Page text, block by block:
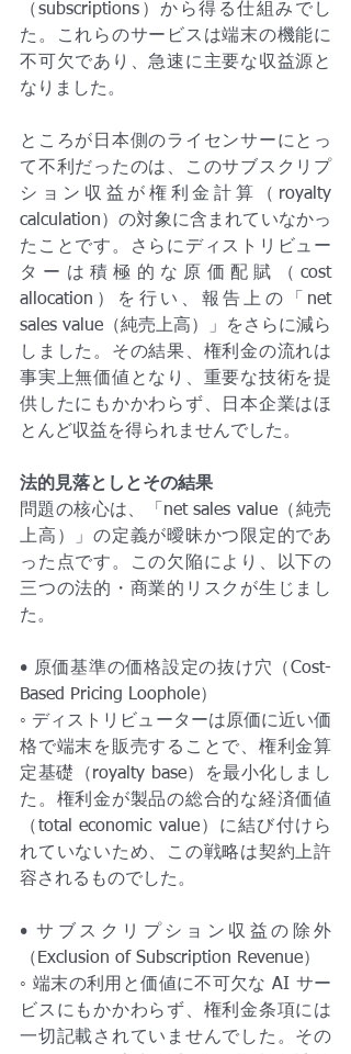
（subscriptions）から得る仕組みでし
た。これらのサービスは端末の機能に
不可欠であり、急速に主要な収益源と
なりました。
ところが日本側のライセンサーにとっ
て不利だったのは、このサブスクリプ
ション収益が権利金計算（royalty
calculation）の対象に含まれていなかっ
たことです。さらにディストリビュー
ターは積極的な原価配賦（cost
allocation）を行い、報告上の「net
sales value（純売上高）」をさらに減ら
しました。その結果、権利金の流れは
事実上無価値となり、重要な技術を提
供したにもかかわらず、日本企業はほ
とんど収益を得られませんでした。
法的見落としとその結果
問題の核心は、「net sales value（純売
上高）」の定義が曖昧かつ限定的であ
った点です。この欠陥により、以下の
三つの法的・商業的リスクが生じまし
た。
• 原価基準の価格設定の抜け穴（Cost-
Based Pricing Loophole）
◦ ディストリビューターは原価に近い価
格で端末を販売することで、権利金算
定基礎（royalty base）を最小化しまし
た。権利金が製品の総合的な経済価値
（total economic value）に結び付けら
れていないため、この戦略は契約上許
容されるものでした。
• サブスクリプション収益の除外
（Exclusion of Subscription Revenue）
◦ 端末の利用と価値に不可欠な AI サー
ビスにもかかわらず、権利金条項には
一切記載されていませんでした。その